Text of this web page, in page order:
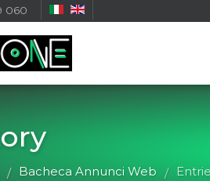
060
/ Bacheca Annunci Web /